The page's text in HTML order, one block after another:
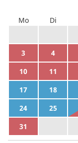
Mo Di
3
4
10
11
17
18
24
25
31